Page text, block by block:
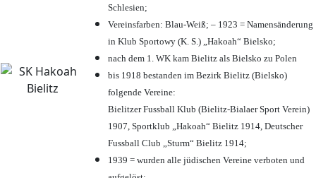
Schlesien;
Vereinsfarben: Blau-Weiß; – 1923 = Namensänderung
in Klub Sportowy (K. S.) „Hakoah“ Bielsko;
nach dem 1. WK kam Bielitz als Bielsko zu Polen
bis 1918 bestanden im Bezirk Bielitz (Bielsko)
folgende Vereine:
Bielitzer Fussball Klub (Bielitz-Bialaer Sport Verein)
1907, Sportklub „Hakoah“ Bielitz 1914, Deutscher
Fussball Club „Sturm“ Bielitz 1914;
1939 = wurden alle jüdischen Vereine verboten und